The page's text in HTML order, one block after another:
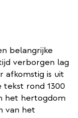
belangrijke
verborgen lag
afkomstig is uit
rond 1300
het hertogdom
van het